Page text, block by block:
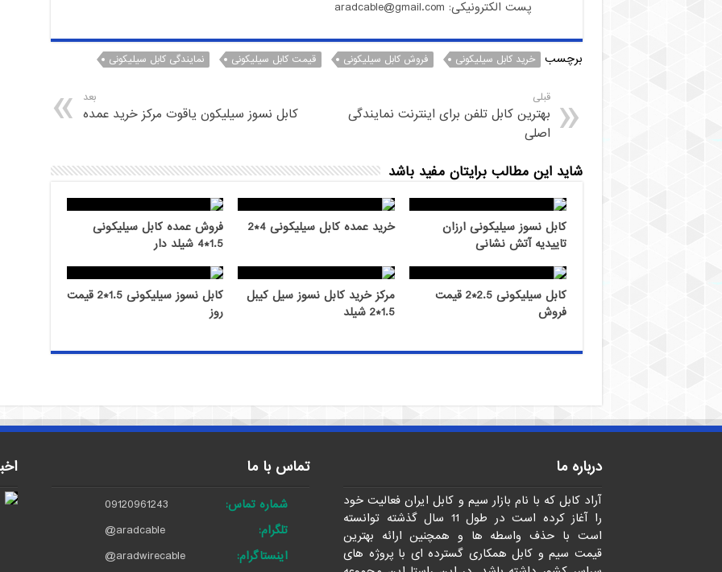
پست الکترونیکی: aradcable@gmail.com
برچسب خرید کابل سیلیکونی فروش کابل سیلیکونی قیمت کابل سیلیکونی نمایندگی کابل سیلیکونی
قبلی
بهترین کابل تلفن برای اینترنت نمایندگی
اصلی
بعد
کابل نسوز سیلیکون یاقوت مرکز خرید عمده
شاید این مطالب برایتان مفید باشد
کابل نسوز سیلیکونی ارزان
تاییدیه آتش نشانی
خرید عمده کابل سیلیکونی 4*2
فروش عمده کابل سیلیکونی
1.5*4 شیلد دار
کابل سیلیکونی 2.5*2 قیمت
فروش
مرکز خرید کابل نسوز سیل کیبل
1.5*2 شیلد
کابل نسوز سیلیکونی 1.5*2 قیمت
روز
درباره ما
آراد کابل که با نام بازار سیم و کابل ایران فعالیت خود
را آغاز کرده است در طول 11 سال گذشته توانسته
است با حذف واسطه ها و همچنین ارائه بهترین
قیمت سیم و کابل همکاری گسترده ای با پروژه های
تماس با ما
شماره تماس:
09120961243
تلگرام:
@aradcable
اینستاگرام:
@aradwirecable